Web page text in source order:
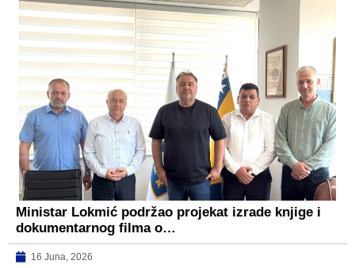
Ministar Lokmić podržao projekat izrade knjige i
dokumentarnog filma o…
16 Juna, 2026